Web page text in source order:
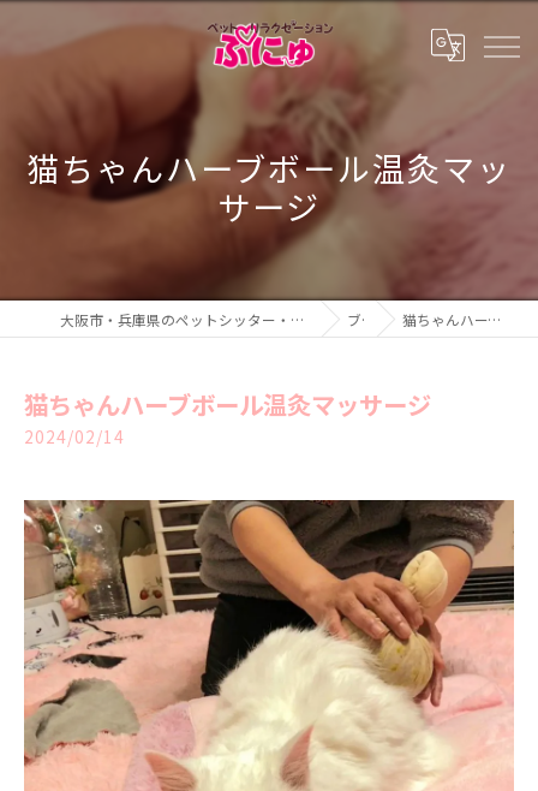
猫ちゃんハーブボール温灸マッ
サージ
大阪市・兵庫県のペットシッター・ペットホテル・ペットリラクゼーション ぷにゅ ブログ 猫ちゃんハーブボール温灸マッサージ
猫ちゃんハーブボール温灸マッサージ
2024/02/14